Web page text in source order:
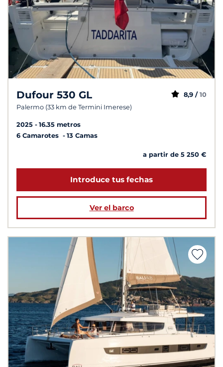
Dufour 530 GL
Palermo (33 km de Termini Imerese)
8,9 / 10
2025
16.35 metros
6 Camarotes
13 Camas
a partir de 5 250 €
Introduce tus fechas
Ver el barco